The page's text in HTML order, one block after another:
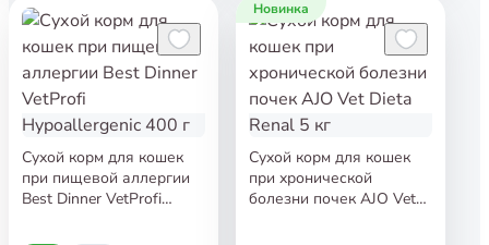
Сухой корм для кошек
при пищевой аллергии
Best Dinner VetProfi
Новинка
Сухой корм для кошек
при хронической
болезни почек AJO Vet